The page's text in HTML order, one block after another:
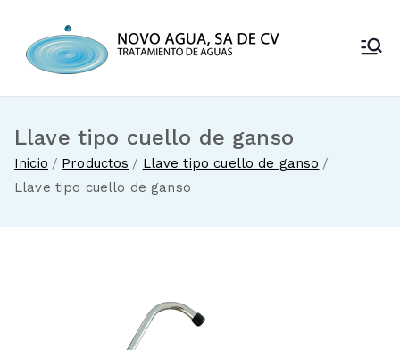
contenido
Novo Agua
de aguas
Llave tipo cuello de ganso
Inicio Productos
Llave tipo cuello de ganso
Llave tipo cuello de ganso